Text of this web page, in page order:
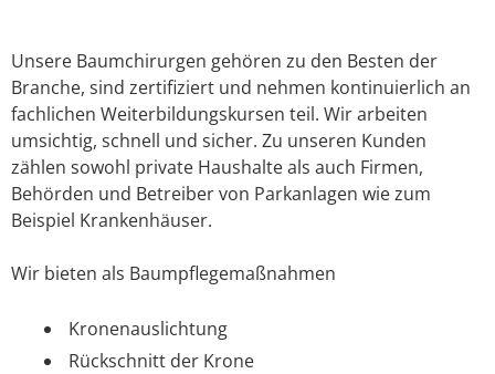
Unsere Baumchirurgen gehören zu den Besten der
Branche, sind zertifiziert und nehmen kontinuierlich an
fachlichen Weiterbildungskursen teil. Wir arbeiten
umsichtig, schnell und sicher. Zu unseren Kunden
zählen sowohl private Haushalte als auch Firmen,
Behörden und Betreiber von Parkanlagen wie zum
Beispiel Krankenhäuser.
Wir bieten als Baumpflegemaßnahmen
Kronenauslichtung
Rückschnitt der Krone